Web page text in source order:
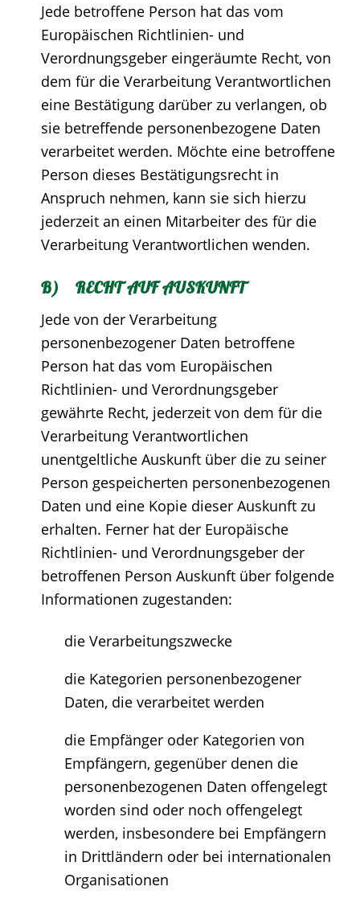
Jede betroffene Person hat das vom
Europäischen Richtlinien- und
Verordnungsgeber eingeräumte Recht, von
dem für die Verarbeitung Verantwortlichen
eine Bestätigung darüber zu verlangen, ob
sie betreffende personenbezogene Daten
verarbeitet werden. Möchte eine betroffene
Person dieses Bestätigungsrecht in
Anspruch nehmen, kann sie sich hierzu
jederzeit an einen Mitarbeiter des für die
Verarbeitung Verantwortlichen wenden.
B) RECHT AUF AUSKUNFT
Jede von der Verarbeitung
personenbezogener Daten betroffene
Person hat das vom Europäischen
Richtlinien- und Verordnungsgeber
gewährte Recht, jederzeit von dem für die
Verarbeitung Verantwortlichen
unentgeltliche Auskunft über die zu seiner
Person gespeicherten personenbezogenen
Daten und eine Kopie dieser Auskunft zu
erhalten. Ferner hat der Europäische
Richtlinien- und Verordnungsgeber der
betroffenen Person Auskunft über folgende
Informationen zugestanden:
die Verarbeitungszwecke
die Kategorien personenbezogener
Daten, die verarbeitet werden
die Empfänger oder Kategorien von
Empfängern, gegenüber denen die
personenbezogenen Daten offengelegt
worden sind oder noch offengelegt
werden, insbesondere bei Empfängern
in Drittländern oder bei internationalen
Organisationen